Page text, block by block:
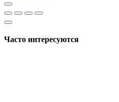
Часто интересуются